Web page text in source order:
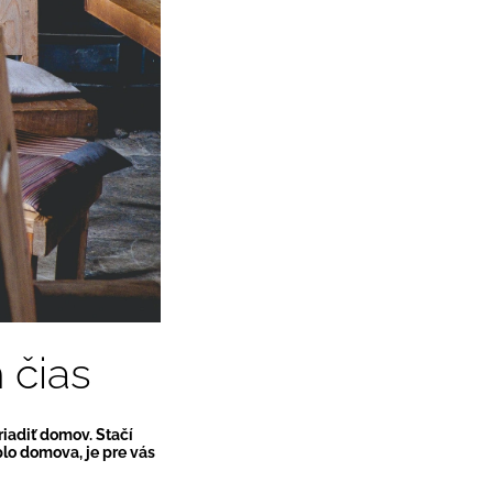
čias
domov. Stačí
domova, je pre vás